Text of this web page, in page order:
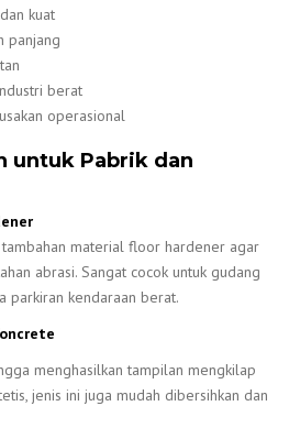
kuat
panjang
berat
operasional
untuk Pabrik dan
material floor hardener agar
abrasi. Sangat cocok untuk gudang
parkiran kendaraan berat.
menghasilkan tampilan mengkilap
jenis ini juga mudah dibersihkan dan